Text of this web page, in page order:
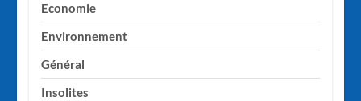
Economie
Environnement
Général
Insolites